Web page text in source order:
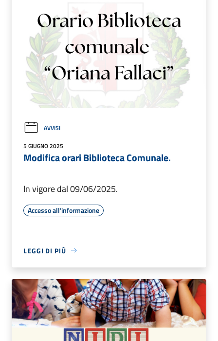
AVVISI
5 GIUGNO 2025
Modifica orari Biblioteca Comunale.
In vigore dal 09/06/2025.
Accesso all'informazione
LEGGI DI PIÙ